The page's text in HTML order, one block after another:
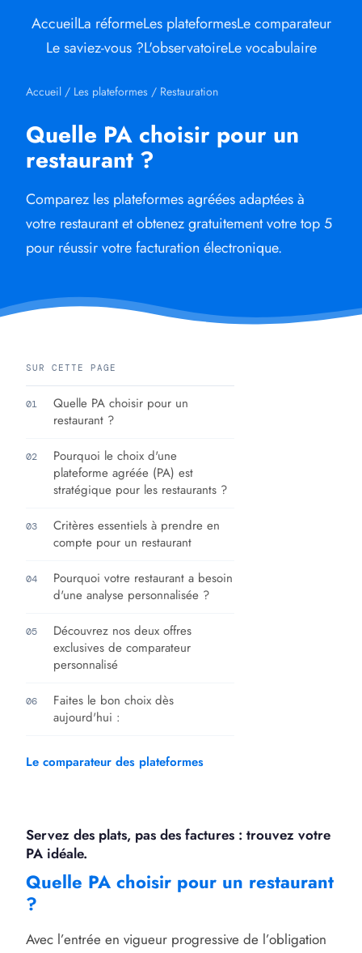
AccueilLa réformeLes plateformesLe comparateur
Le saviez-vous ?L'observatoireLe vocabulaire
Accueil / Les plateformes / Restauration
Quelle PA choisir pour un
restaurant ?
Comparez les plateformes agréées adaptées à
votre restaurant et obtenez gratuitement votre top 5
pour réussir votre facturation électronique.
SUR CETTE PAGE
01
Quelle PA choisir pour un
restaurant ?
02
Pourquoi le choix d'une
plateforme agréée (PA) est
stratégique pour les restaurants ?
03
Critères essentiels à prendre en
compte pour un restaurant
04
Pourquoi votre restaurant a besoin
d'une analyse personnalisée ?
05
Découvrez nos deux offres
exclusives de comparateur
personnalisé
06
Faites le bon choix dès
aujourd'hui :
Le comparateur des plateformes
Servez des plats, pas des factures : trouvez votre
PA idéale.
Quelle PA choisir pour un restaurant
?
Avec l’entrée en vigueur progressive de l’obligation